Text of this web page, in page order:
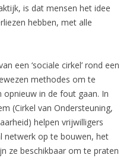
is dat mensen het idee
hebben, met alle
een ‘sociale cirkel’ rond een
methodes om te
in de fout gaan. In
(Cirkel van Ondersteuning,
helpen vrijwilligers
netwerk op te bouwen, het
ze beschikbaar om te praten